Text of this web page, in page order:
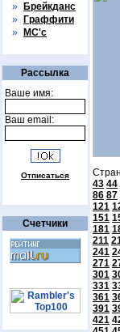
»
Брейкданс
»
Граффити
»
МС'с
Рассылка
Ваше имя:
Ваш email:
Отписаться
Счетчики
43 44
86 87
121
151
181
211
241
271
301
331
361
391
421